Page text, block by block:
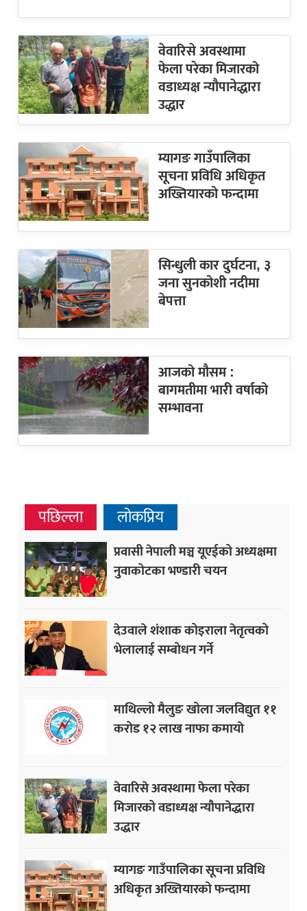
वेवारिसे अवस्थामा
फेला परेका मिजारको
वडाध्यक्ष न्यौपानेद्धारा
उद्धार
म्यागङ गाउँपालिका
सूचना प्रविधि अधिकृत
अख्तियारको फन्दामा
सिन्धुली कार दुर्घटना, ३
जना सुनकोशी नदीमा
बेपत्ता
आजको मौसम :
बागमतीमा भारी वर्षाको
सम्भावना
पछिल्ला लोकप्रिय
प्रवासी नेपाली मञ्च यूएईको अध्यक्षमा
नुवाकोटका भण्डारी चयन
देउवाले शंशाक कोइराला नेतृत्वको
भेलालाई सम्बोधन गर्ने
माथिल्लो मैलुङ खोला जलविद्युत ११
करोड १२ लाख नाफा कमायाे
वेवारिसे अवस्थामा फेला परेका
मिजारको वडाध्यक्ष न्यौपानेद्धारा
उद्धार
म्यागङ गाउँपालिका सूचना प्रविधि
अधिकृत अख्तियारको फन्दामा